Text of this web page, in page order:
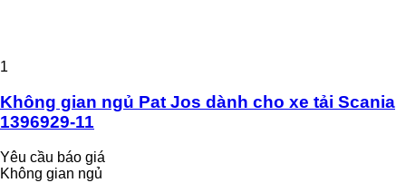
1
Không gian ngủ Pat Jos dành cho xe tải Scania
1396929-11
Yêu cầu báo giá
Không gian ngủ